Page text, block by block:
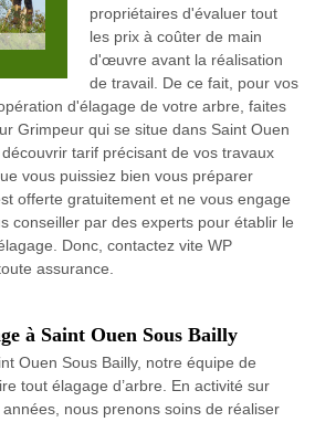
propriétaires d'évaluer tout
les prix à coûter de main
d'œuvre avant la réalisation
de travail. De ce fait, pour vos
d'élagage de votre arbre, faites
Grimpeur qui se situe dans Saint Ouen
tarif précisant de vos travaux
vous puissiez bien vous préparer
offerte gratuitement et ne vous engage
conseiller par des experts pour établir le
Donc, contactez vite WP
assurance.
à Saint Ouen Sous Bailly
Ouen Sous Bailly, notre équipe de
tout élagage d’arbre. En activité sur
nous prenons soins de réaliser